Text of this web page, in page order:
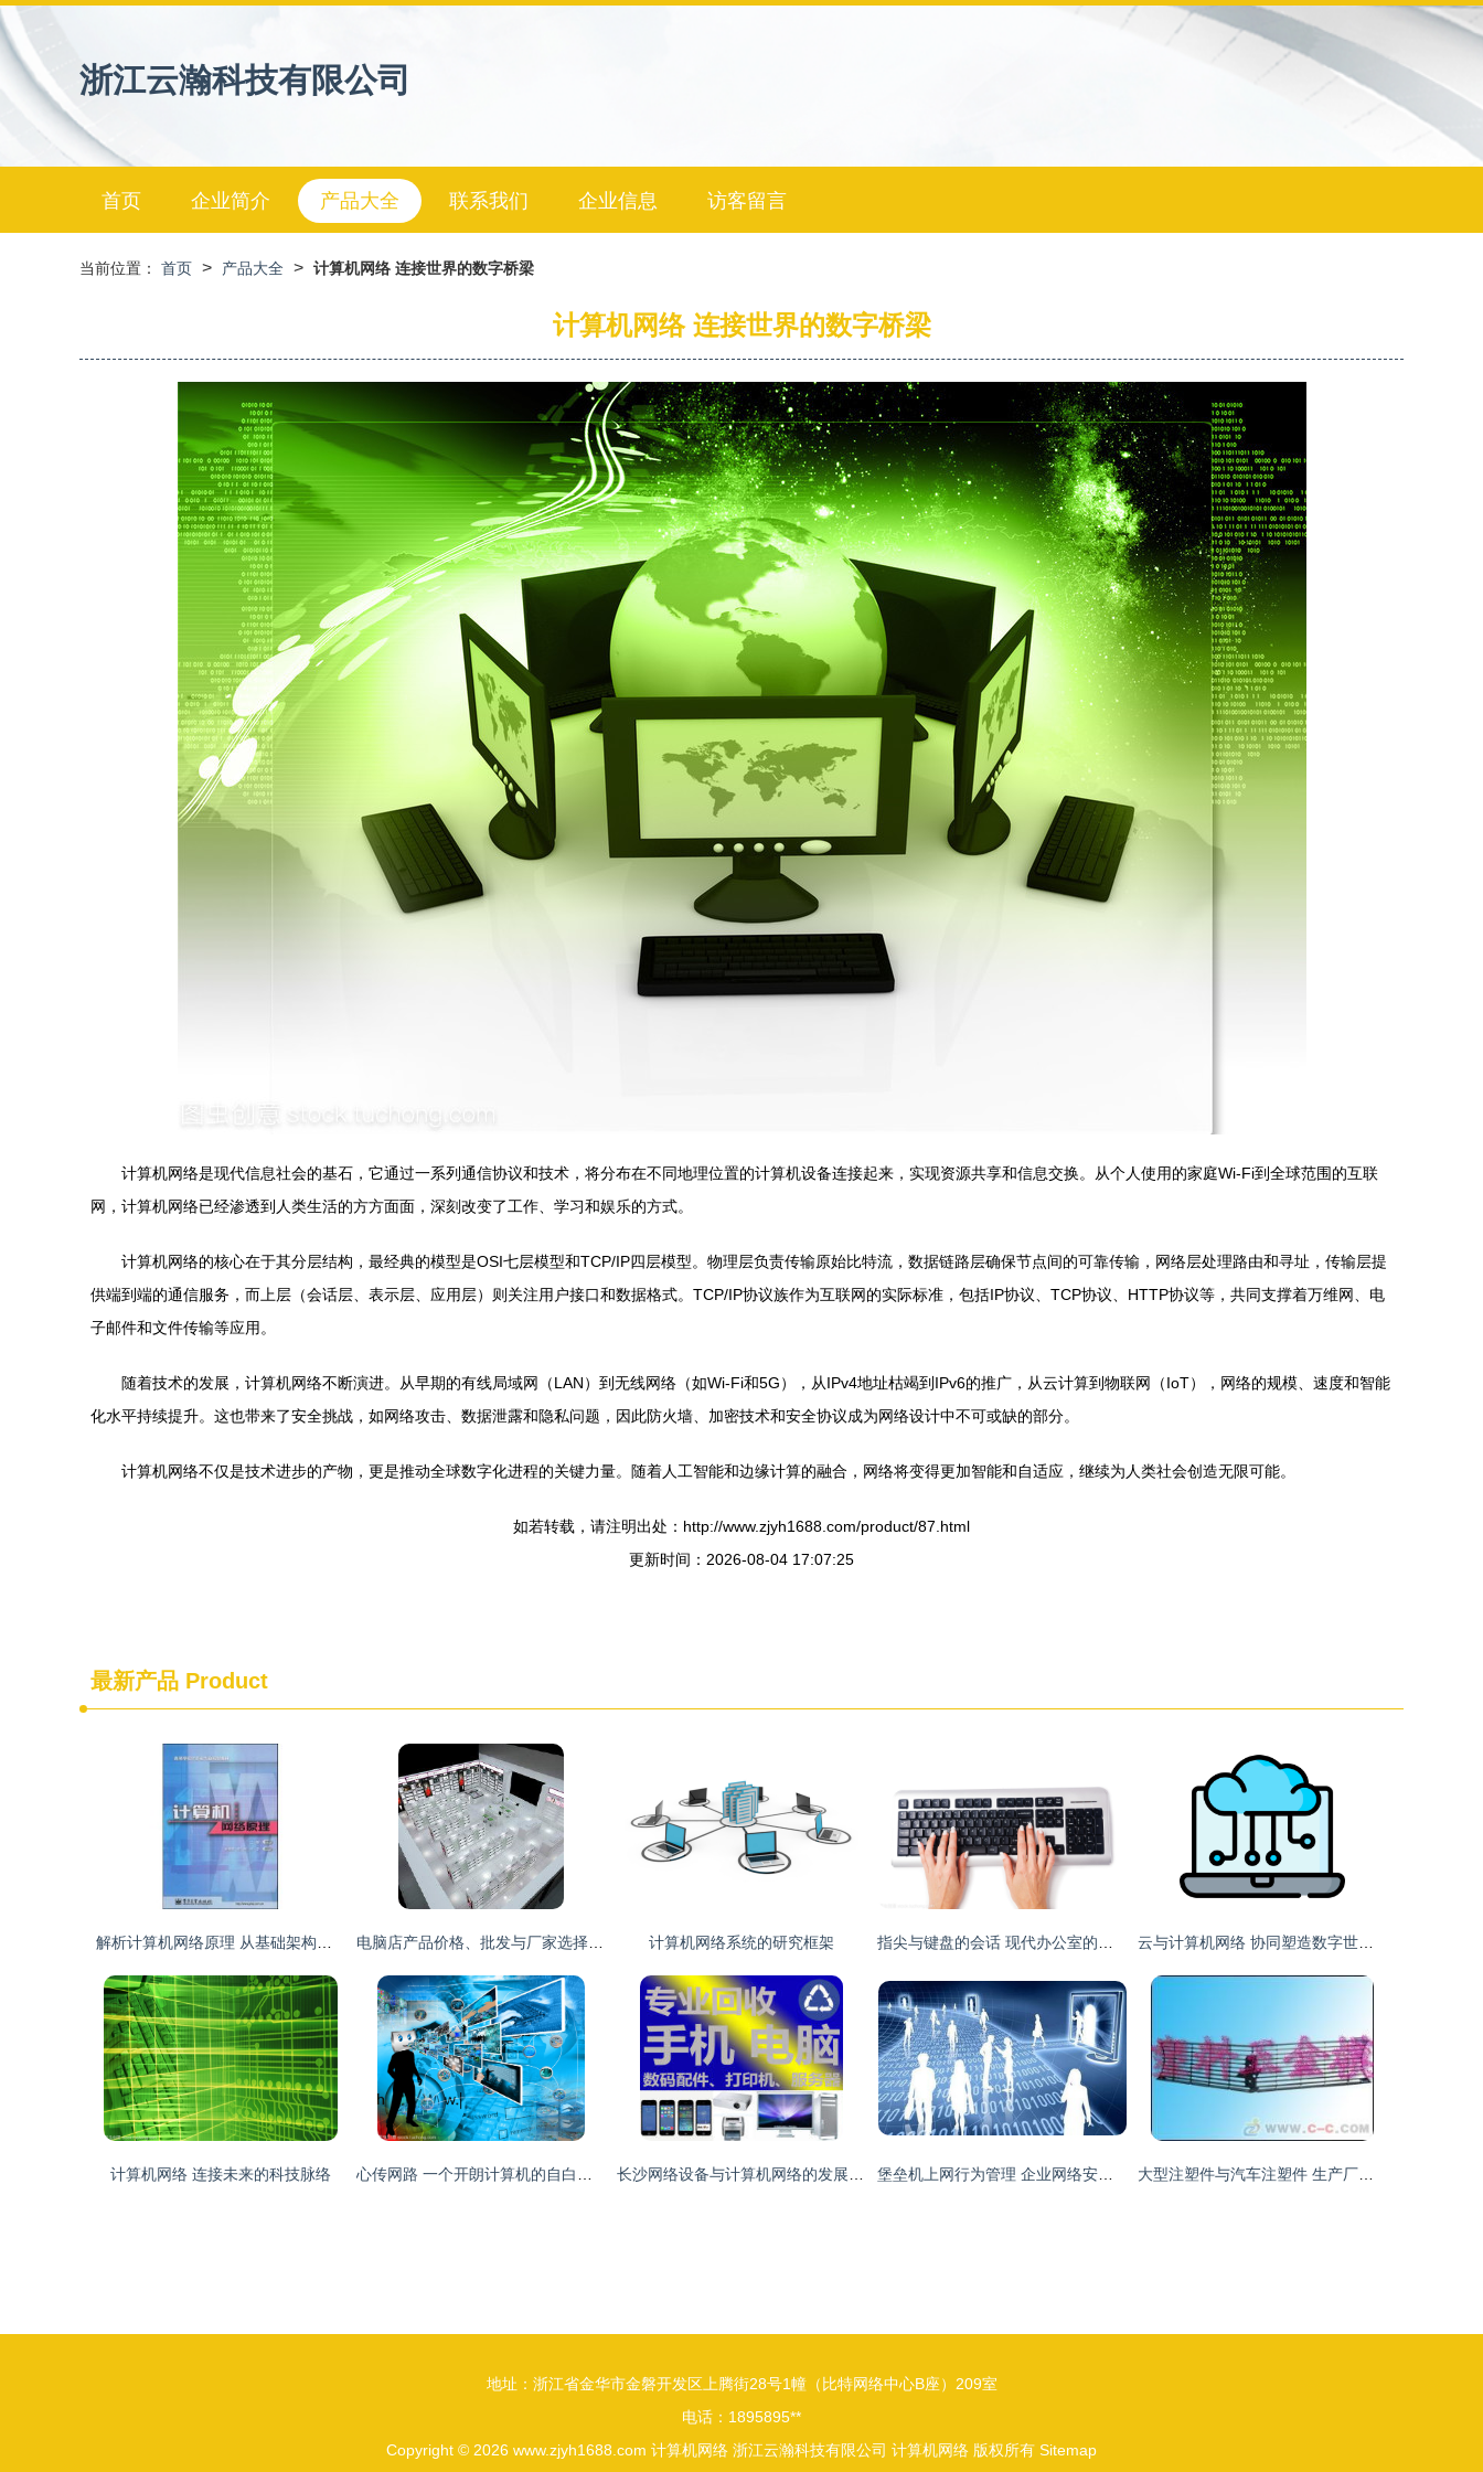
浙江云瀚科技有限公司
首页 企业简介 产品大全 联系我们 企业信息 访客留言
当前位置： 首页 > 产品大全 > 计算机网络 连接世界的数字桥梁
计算机网络 连接世界的数字桥梁
计算机网络是现代信息社会的基石，它通过一系列通信协议和技术，将分布在不同地理位置的计算机设备连接起来，实现资源共享和信息交换。从个人使用的家庭Wi-Fi到全球范围的互联
网，计算机网络已经渗透到人类生活的方方面面，深刻改变了工作、学习和娱乐的方式。
计算机网络的核心在于其分层结构，最经典的模型是OSI七层模型和TCP/IP四层模型。物理层负责传输原始比特流，数据链路层确保节点间的可靠传输，网络层处理路由和寻址，传输层提
供端到端的通信服务，而上层（会话层、表示层、应用层）则关注用户接口和数据格式。TCP/IP协议族作为互联网的实际标准，包括IP协议、TCP协议、HTTP协议等，共同支撑着万维网、电
子邮件和文件传输等应用。
随着技术的发展，计算机网络不断演进。从早期的有线局域网（LAN）到无线网络（如Wi-Fi和5G），从IPv4地址枯竭到IPv6的推广，从云计算到物联网（IoT），网络的规模、速度和智能
化水平持续提升。这也带来了安全挑战，如网络攻击、数据泄露和隐私问题，因此防火墙、加密技术和安全协议成为网络设计中不可或缺的部分。
计算机网络不仅是技术进步的产物，更是推动全球数字化进程的关键力量。随着人工智能和边缘计算的融合，网络将变得更加智能和自适应，继续为人类社会创造无限可能。
如若转载，请注明出处：http://www.zjyh1688.com/product/87.html
更新时间：2026-08-04 17:07:25
最新产品 Product
计算机网络系统的研究框架
计算机网络 连接未来的科技脉络
地址：浙江省金华市金磐开发区上腾街28号1幢（比特网络中心B座）209室
电话：1895895**
Copyright © 2026 www.zjyh1688.com 计算机网络 浙江云瀚科技有限公司 计算机网络 版权所有 Sitemap